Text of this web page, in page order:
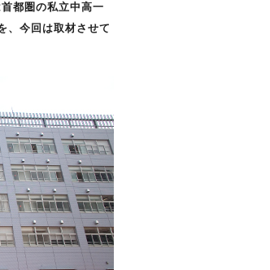
都圏の私立中高一
、今回は取材させて